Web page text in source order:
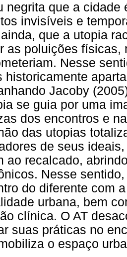
negrita que a
invisíveis e
que a utopia
as poluições físicas,
Nesse
historicamente
Jacoby
se guia por uma
dos encontros e
das utopias
de seus
ao recalcado,
Nesse
do diferente com
urbana, bem
clínica. O AT
suas práticas no
o espaço